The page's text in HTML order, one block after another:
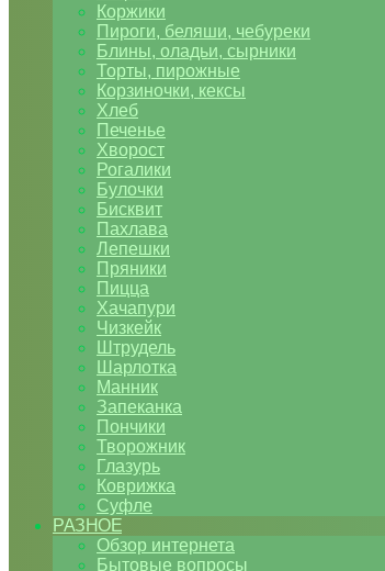
Коржики
Пироги, беляши, чебуреки
Блины, оладьи, сырники
Торты, пирожные
Корзиночки, кексы
Хлеб
Печенье
Хворост
Рогалики
Булочки
Бисквит
Пахлава
Лепешки
Пряники
Пицца
Хачапури
Чизкейк
Штрудель
Шарлотка
Манник
Запеканка
Пончики
Творожник
Глазурь
Коврижка
Суфле
РАЗНОЕ
Обзор интернета
Бытовые вопросы